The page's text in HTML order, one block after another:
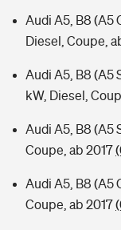
Audi A5, B8 (A5
Diesel, Coupe,
Audi A5, B8 (A5
kW, Diesel,
Audi A5, B8 (A5
Coupe, ab 2017
Audi A5, B8 (A5
Coupe, ab 2017